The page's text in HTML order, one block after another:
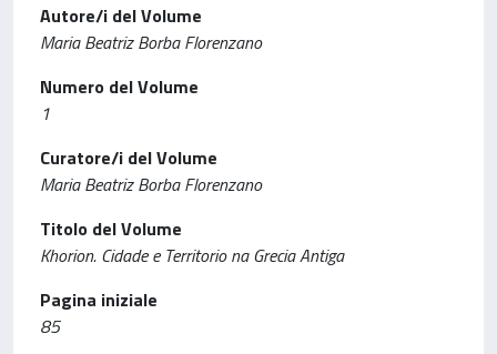
Autore/i del Volume
Maria Beatriz Borba Florenzano
Numero del Volume
1
Curatore/i del Volume
Maria Beatriz Borba Florenzano
Titolo del Volume
Khorion. Cidade e Territorio na Grecia Antiga
Pagina iniziale
85